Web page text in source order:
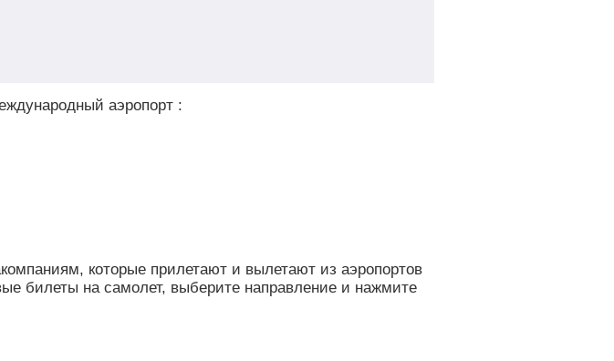
аэропорт :
которые прилетают и вылетают из аэропортов
билеты на самолет, выберите направление и нажмите